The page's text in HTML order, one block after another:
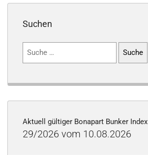
Suchen
Suchen
Aktuell gültiger Bonapart Bunker Index
29/2026 vom 10.08.2026